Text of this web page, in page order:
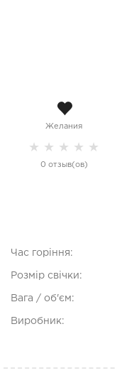
Желания
★ ★ ★ ★ ★
0 отзыв(ов)
Час горіння:
Розмір свічки:
Вага / об'єм:
Виробник: